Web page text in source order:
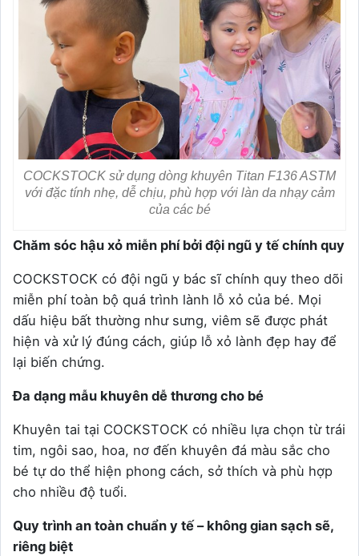
COCKSTOCK sử dụng dòng khuyên Titan F136 ASTM
với đặc tính nhẹ, dễ chịu, phù hợp với làn da nhạy cảm
của các bé
Chăm sóc hậu xỏ miễn phí bởi đội ngũ y tế chính quy
COCKSTOCK có đội ngũ y bác sĩ chính quy theo dõi
miễn phí toàn bộ quá trình lành lỗ xỏ của bé. Mọi
dấu hiệu bất thường như sưng, viêm sẽ được phát
hiện và xử lý đúng cách, giúp lỗ xỏ lành đẹp hay để
lại biến chứng.
Đa dạng mẫu khuyên dễ thương cho bé
Khuyên tai tại COCKSTOCK có nhiều lựa chọn từ trái
tim, ngôi sao, hoa, nơ đến khuyên đá màu sắc cho
bé tự do thể hiện phong cách, sở thích và phù hợp
cho nhiều độ tuổi.
Quy trình an toàn chuẩn y tế – không gian sạch sẽ,
riêng biệt